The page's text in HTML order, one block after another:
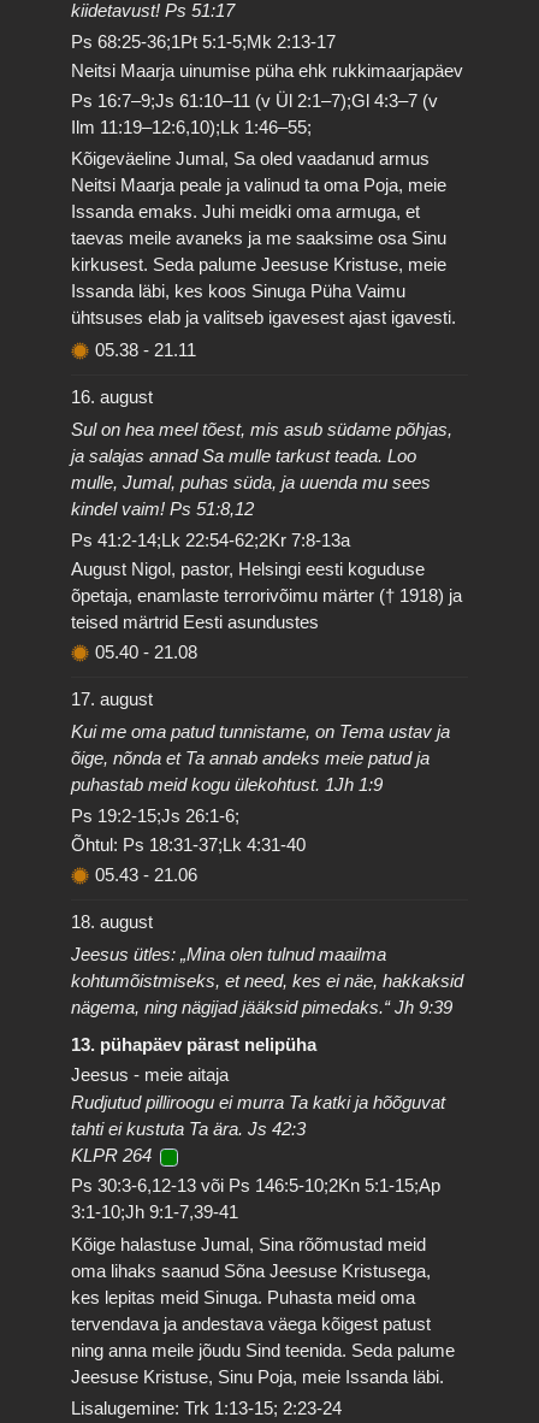
kiidetavust! Ps 51:17
Ps 68:25-36;1Pt 5:1-5;Mk 2:13-17
Neitsi Maarja uinumise püha ehk rukkimaarjapäev
Ps 16:7–9;Js 61:10–11 (v Ül 2:1–7);Gl 4:3–7 (v
Ilm 11:19–12:6,10);Lk 1:46–55;
Kõigeväeline Jumal, Sa oled vaadanud armus
Neitsi Maarja peale ja valinud ta oma Poja, meie
Issanda emaks. Juhi meidki oma armuga, et
taevas meile avaneks ja me saaksime osa Sinu
kirkusest. Seda palume Jeesuse Kristuse, meie
Issanda läbi, kes koos Sinuga Püha Vaimu
ühtsuses elab ja valitseb igavesest ajast igavesti.
05.38 - 21.11
16. august
Sul on hea meel tõest, mis asub südame põhjas,
ja salajas annad Sa mulle tarkust teada. Loo
mulle, Jumal, puhas süda, ja uuenda mu sees
kindel vaim! Ps 51:8,12
Ps 41:2-14;Lk 22:54-62;2Kr 7:8-13a
August Nigol, pastor, Helsingi eesti koguduse
õpetaja, enamlaste terrorivõimu märter († 1918) ja
teised märtrid Eesti asundustes
05.40 - 21.08
17. august
Kui me oma patud tunnistame, on Tema ustav ja
õige, nõnda et Ta annab andeks meie patud ja
puhastab meid kogu ülekohtust. 1Jh 1:9
Ps 19:2-15;Js 26:1-6;
Õhtul: Ps 18:31-37;Lk 4:31-40
05.43 - 21.06
18. august
Jeesus ütles: „Mina olen tulnud maailma
kohtumõistmiseks, et need, kes ei näe, hakkaksid
nägema, ning nägijad jääksid pimedaks.“ Jh 9:39
13. pühapäev pärast nelipüha
Jeesus - meie aitaja
Rudjutud pilliroogu ei murra Ta katki ja hõõguvat
tahti ei kustuta Ta ära. Js 42:3
KLPR 264
Ps 30:3-6,12-13 või Ps 146:5-10;2Kn 5:1-15;Ap
3:1-10;Jh 9:1-7,39-41
Kõige halastuse Jumal, Sina rõõmustad meid
oma lihaks saanud Sõna Jeesuse Kristusega,
kes lepitas meid Sinuga. Puhasta meid oma
tervendava ja andestava väega kõigest patust
ning anna meile jõudu Sind teenida. Seda palume
Jeesuse Kristuse, Sinu Poja, meie Issanda läbi.
Lisalugemine: Trk 1:13-15; 2:23-24